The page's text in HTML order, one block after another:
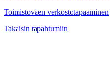
Toimistoväen verkostotapaaminen
Takaisin tapahtumiin